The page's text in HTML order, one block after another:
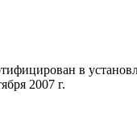
в
2007 г.